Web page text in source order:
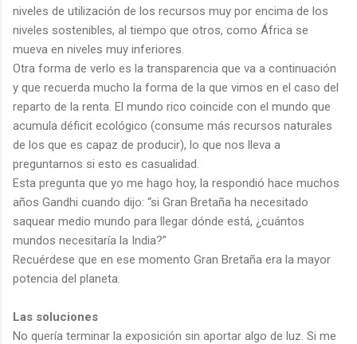
niveles de utilización de los recursos muy por encima de los
niveles sostenibles, al tiempo que otros, como África se
mueva en niveles muy inferiores.
Otra forma de verlo es la transparencia que va a continuación
y que recuerda mucho la forma de la que vimos en el caso del
reparto de la renta. El mundo rico coincide con el mundo que
acumula déficit ecológico (consume más recursos naturales
de los que es capaz de producir), lo que nos lleva a
preguntarnos si esto es casualidad.
Esta pregunta que yo me hago hoy, la respondió hace muchos
años Gandhi cuando dijo: “si Gran Bretaña ha necesitado
saquear medio mundo para llegar dónde está, ¿cuántos
mundos necesitaría la India?”
Recuérdese que en ese momento Gran Bretaña era la mayor
potencia del planeta.
Las soluciones
No quería terminar la exposición sin aportar algo de luz. Si me